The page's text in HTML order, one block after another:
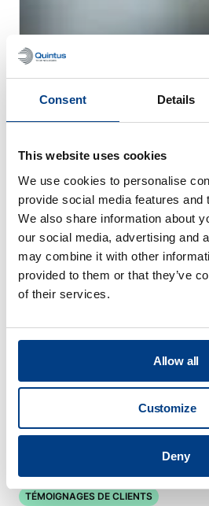
Consent Details
This website uses cookies
We use cookies to personalise
provide social media features and
We also share information about
our social media, advertising and
may combine it with other
provided to them or that they’ve
of their services.
Allow all
Customize
Deny
TÉMOIGNAGES DE CLIENTS
Quintus aide Trestad
marché et à améliorer
TÉMOIGNAGES DE CLIENTS